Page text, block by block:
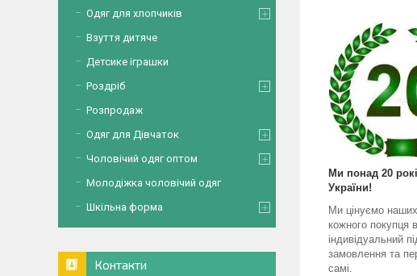
Ми понад 20
України!
Ми цінуємо
кожного покупця
індивідуальний
замовлення та
самі.
Одяг для хлопчиків
Взуття дитяче
Детсике іграшки
Роздріб
Розпродаж
Одяг для Дівчаток
Чоловічий одяг оптом
Молодіжка чоловічий одяг
Шкільна форма
Контакти